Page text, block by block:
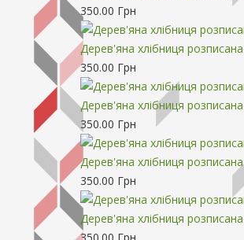
350.00 Грн
Дерев'яна хлібниця розписана
350.00 Грн
Дерев'яна хлібниця розписана
350.00 Грн
Дерев'яна хлібниця розписана
350.00 Грн
Дерев'яна хлібниця розписана